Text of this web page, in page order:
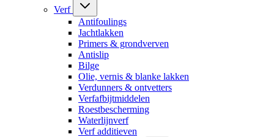
Verf
Antifoulings
Jachtlakken
Primers & grondverven
Antislip
Bilge
Olie, vernis & blanke lakken
Verdunners & ontvetters
Verfafbijtmiddelen
Roestbescherming
Waterlijnverf
Verf additieven